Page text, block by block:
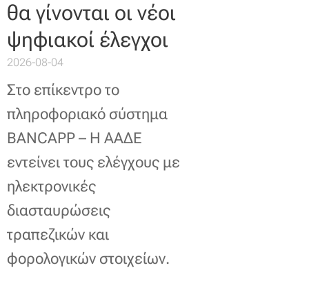
θα γίνονται οι νέοι
ψηφιακοί έλεγχοι
2026-08-04
Στο επίκεντρο το
πληροφοριακό σύστημα
BANCAPP – Η ΑΑΔΕ
εντείνει τους ελέγχους με
ηλεκτρονικές
διασταυρώσεις
τραπεζικών και
φορολογικών στοιχείων.